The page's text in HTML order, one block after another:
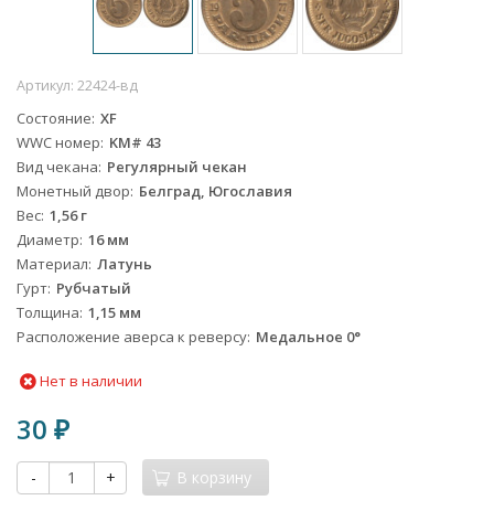
Артикул: 22424-вд
Состояние XF
WWC номер KM# 43
Вид чекана Регулярный чекан
Монетный двор Белград, Югославия
Вес 1,56 г
Диаметр 16 мм
Материал Латунь
Гурт Рубчатый
Толщина 1,15 мм
Расположение аверса к реверсу Медальное 0°
Нет в наличии
30 ₽
- + В корзину